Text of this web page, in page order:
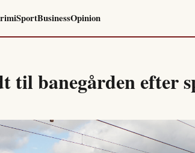
SportBusinessOpinion
til banegården efter